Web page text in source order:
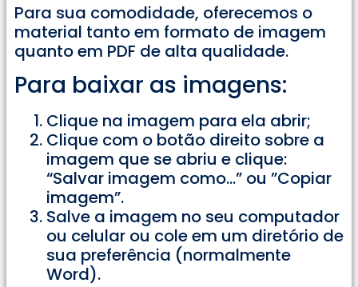
Para sua comodidade, oferecemos o
material tanto em formato de imagem
quanto em PDF de alta qualidade.
Para baixar as imagens:
Clique na imagem para ela abrir;
Clique com o botão direito sobre a
imagem que se abriu e clique:
“Salvar imagem como…” ou ”Copiar
imagem”.
Salve a imagem no seu computador
ou celular ou cole em um diretório de
sua preferência (normalmente
Word).